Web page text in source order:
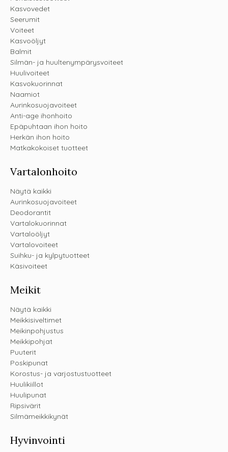
Kasvovedet
Seerumit
Voiteet
Kasvoöljyt
Balmit
Silmän- ja huultenympärysvoiteet
Huulivoiteet
Kasvokuorinnat
Naamiot
Aurinkosuojavoiteet
Anti-age ihonhoito
Epäpuhtaan ihon hoito
Herkän ihon hoito
Matkakokoiset tuotteet
Vartalonhoito
Näytä kaikki
Aurinkosuojavoiteet
Deodorantit
Vartalokuorinnat
Vartaloöljyt
Vartalovoiteet
Suihku- ja kylpytuotteet
Käsivoiteet
Meikit
Näytä kaikki
Meikkisiveltimet
Meikinpohjustus
Meikkipohjat
Puuterit
Poskipunat
Korostus- ja varjostustuotteet
Huulikiillot
Huulipunat
Ripsivärit
Silmämeikkikynät
Hyvinvointi